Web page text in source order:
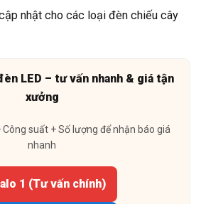
nhật cho các loại đèn chiếu cây
LED – tư vấn nhanh & giá tận
xưởng
suất + Số lượng để nhận báo giá
nhanh
1 (Tư vấn chính)